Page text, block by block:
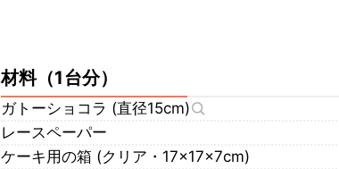
材料（1台分）
ガトーショコラ (直径15cm)
レースペーパー
ケーキ用の箱 (クリア・17×17×7cm)